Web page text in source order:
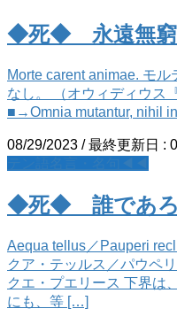
◆死◆ 永遠無窮
Morte carent animae. モ
なし。 （オウィディウス
■→Omnia mutantur, nihil
08/29/2023 / 最終更新日 :
◆死◆ 誰であろ
Aequa tellus／Pauperi
クア・テッルス／パウペ
クエ・プエリース 下界は
にも、等 […]